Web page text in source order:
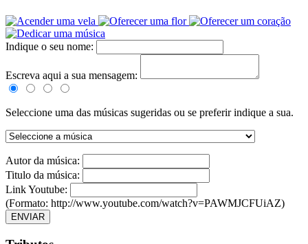
Indique o seu nome:
Escreva aqui a sua mensagem:
Seleccione uma das músicas sugeridas ou se preferir indique a sua.
Autor da música:
Titulo da música:
Link Youtube:
(Formato: http://www.youtube.com/watch?v=PAWMJCFUiAZ)
ENVIAR